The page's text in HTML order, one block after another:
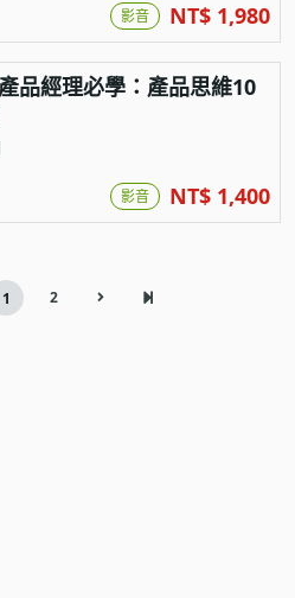
影音 NT$ 1,980
品經理必學：產品思維10
影音 NT$ 1,400
1 2